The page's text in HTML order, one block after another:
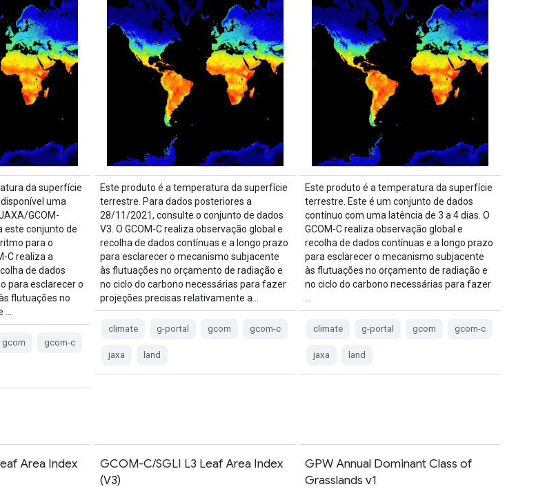
da superfície
uma
GCOM-
este conjunto de
para o
C realiza a
de dados
para esclarecer o
flutuações no
gcom gcom-c
Este produto é a temperatura da superfície
terrestre. Para dados posteriores a
28/11/2021, consulte o conjunto de dados
V3. O GCOM-C realiza observação global e
recolha de dados contínuas e a longo prazo
para esclarecer o mecanismo subjacente
às flutuações no orçamento de radiação e
no ciclo do carbono necessárias para fazer
projeções precisas relativamente a…
climate g-portal gcom gcom-c
jaxa land
Este produto é a temperatura da superfície
terrestre. Este é um conjunto de dados
contínuo com uma latência de 3 a 4 dias. O
GCOM-C realiza observação global e
recolha de dados contínuas e a longo prazo
para esclarecer o mecanismo subjacente
às flutuações no orçamento de radiação e
no ciclo do carbono necessárias para fazer
climate g-portal gcom gcom-c
jaxa land
Area Index
GCOM-C/SGLI L3 Leaf Area Index
(V3)
GPW Annual Dominant Class of
Grasslands v1